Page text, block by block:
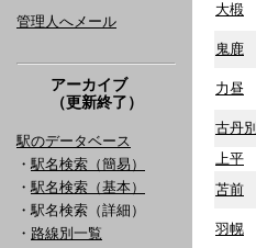
管理人へメール
アーカイブ
（更新終了）
駅のデータベース
・ 駅名検索（簡易）
・ 駅名検索（基本）
・駅名検索（詳細）
・ 路線別一覧
大椴
鬼鹿
力昼
古丹別
上平
苫前
羽幌